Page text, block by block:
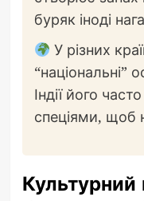
буряк іноді
У різних
“національні”
Індії його
спеціями, щоб
Культурний